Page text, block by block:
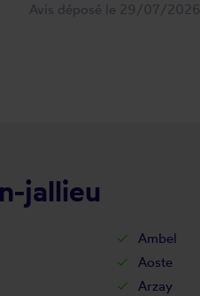
Avis déposé le 29/07/2026
jallieu
Ambel
Aoste
Arzay